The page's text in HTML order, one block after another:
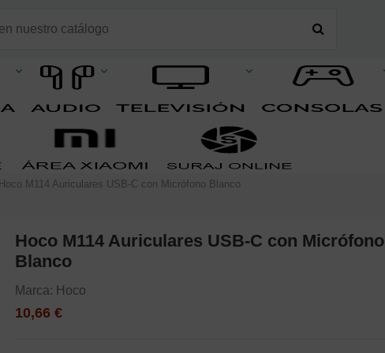
Hoco M114 Auriculares USB-C con Micrófono Blanco
Hoco M114 Auriculares USB-C con Micrófono
Blanco
Marca: Hoco
10,66 €